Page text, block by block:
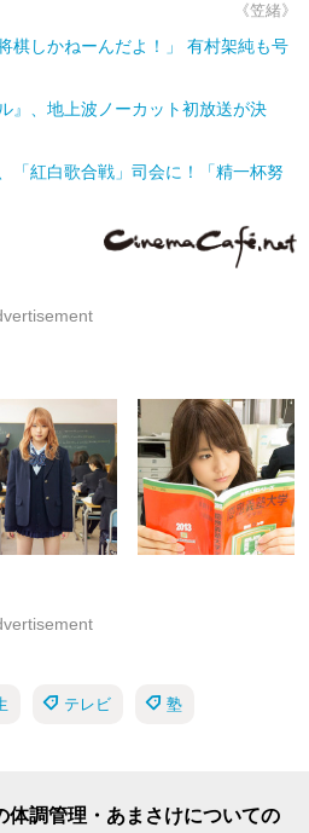
《笠緒》
棋しかねーんだよ！」 有村架純も号
』、地上波ノーカット初放送が決
「紅白歌合戦」司会に！「精一杯努
テレビ 塾
体調管理・あまさけについての